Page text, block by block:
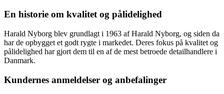
En historie om kvalitet og pålidelighed
Harald Nyborg blev grundlagt i 1963 af Harald Nyborg, og siden da
har de opbygget et godt rygte i markedet. Deres fokus på kvalitet og
pålidelighed har gjort dem til en af de mest betroede detailhandlere i
Danmark.
Kundernes anmeldelser og anbefalinger